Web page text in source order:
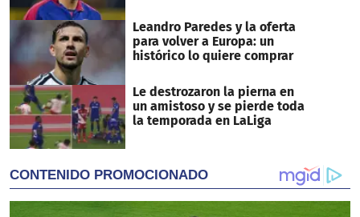
Leandro Paredes y la oferta
para volver a Europa: un
histórico lo quiere comprar
Le destrozaron la pierna en
un amistoso y se pierde toda
la temporada en LaLiga